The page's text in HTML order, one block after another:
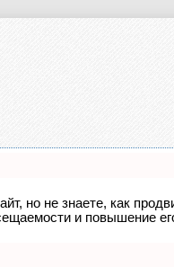
но не знаете, как
и повышение